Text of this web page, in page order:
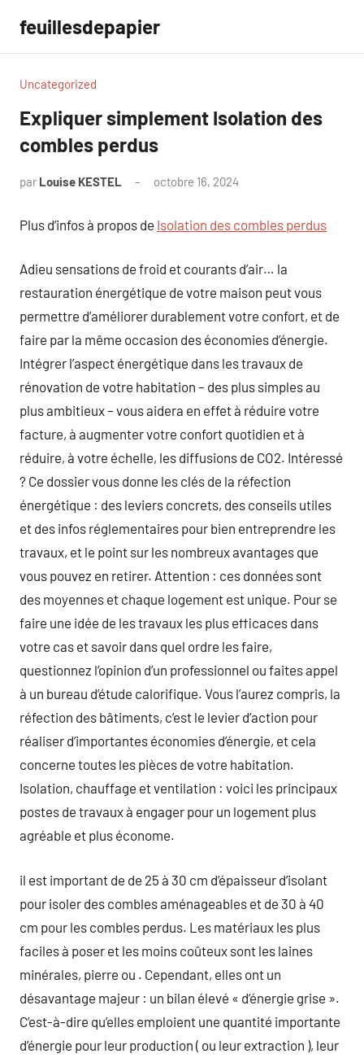
contenu
feuillesdepapier
Uncategorized
Expliquer simplement Isolation des
combles perdus
par Louise KESTEL octobre 16, 2024
Plus d’infos à propos de Isolation des combles perdus
Adieu sensations de froid et courants d’air… la
restauration énergétique de votre maison peut vous
permettre d’améliorer durablement votre confort, et de
faire par la même occasion des économies d’énergie.
Intégrer l’aspect énergétique dans les travaux de
rénovation de votre habitation – des plus simples au
plus ambitieux – vous aidera en effet à réduire votre
facture, à augmenter votre confort quotidien et à
réduire, à votre échelle, les diffusions de CO2. Intéressé
? Ce dossier vous donne les clés de la réfection
énergétique : des leviers concrets, des conseils utiles
et des infos réglementaires pour bien entreprendre les
travaux, et le point sur les nombreux avantages que
vous pouvez en retirer. Attention : ces données sont
des moyennes et chaque logement est unique. Pour se
faire une idée de les travaux les plus efficaces dans
votre cas et savoir dans quel ordre les faire,
questionnez l’opinion d’un professionnel ou faites appel
à un bureau d’étude calorifique. Vous l’aurez compris, la
réfection des bâtiments, c’est le levier d’action pour
réaliser d’importantes économies d’énergie, et cela
concerne toutes les pièces de votre habitation.
Isolation, chauffage et ventilation : voici les principaux
postes de travaux à engager pour un logement plus
agréable et plus économe.
il est important de de 25 à 30 cm d’épaisseur d’isolant
pour isoler des combles aménageables et de 30 à 40
cm pour les combles perdus. Les matériaux les plus
faciles à poser et les moins coûteux sont les laines
minérales, pierre ou . Cependant, elles ont un
désavantage majeur : un bilan élevé « d’énergie grise ».
C’est-à-dire qu’elles emploient une quantité importante
d’énergie pour leur production ( ou leur extraction ), leur